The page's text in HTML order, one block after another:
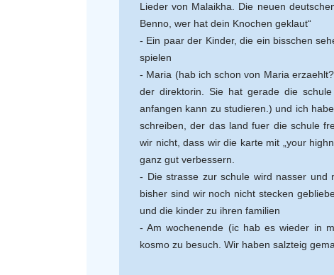
Lieder von Malaikha. Die neuen
Benno, wer hat dein Knochen geklaut“
- Ein paar der Kinder, die ein bisschen
spielen
- Maria (hab ich schon von Maria
der direktorin. Sie hat gerade die
anfangen kann zu studieren.) und ich
schreiben, der das land fuer die schule
wir nicht, dass wir die karte mit „your
ganz gut verbessern.
- Die strasse zur schule wird nasser und
bisher sind wir noch nicht stecken
und die kinder zu ihren familien
- Am wochenende (ic hab es wieder in
kosmo zu besuch. Wir haben salzteig